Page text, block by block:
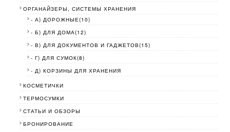
ОРГАНАЙЗЕРЫ, СИСТЕМЫ ХРАНЕНИЯ
- А) ДОРОЖНЫЕ(10)
- Б) ДЛЯ ДОМА(12)
- В) ДЛЯ ДОКУМЕНТОВ И ГАДЖЕТОВ(15)
- Г) ДЛЯ СУМОК(8)
- Д) КОРЗИНЫ ДЛЯ ХРАНЕНИЯ
КОСМЕТИЧКИ
ТЕРМОСУМКИ
СТАТЬИ И ОБЗОРЫ
БРОНИРОВАНИЕ